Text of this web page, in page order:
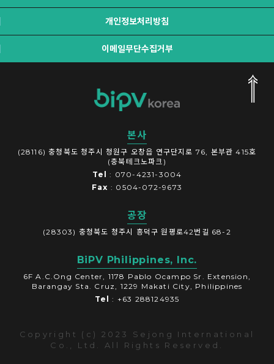
개인정보처리방침
이메일무단수집거부
본사
(28116) 충청북도 청주시 청원구 오창읍 연구단지로 76, 본부관 415호
(충북테크노파크)
Tel: 070-4231-3004
Fax : 0504-072-9673
공장
(28303) 충청북도 청주시 흥덕구 원평로42번길 68-2
BiPV Philippines, Inc.
6F A.C.Ong Center, 1178 Pablo Ocampo Sr. Extension,
Barangay Sta. Cruz, 1229 Makati City, Philippines
Tel: +63 288124935
Copyright (c) 2023 Sejong International
Co., Ltd. All Rights Reserved.